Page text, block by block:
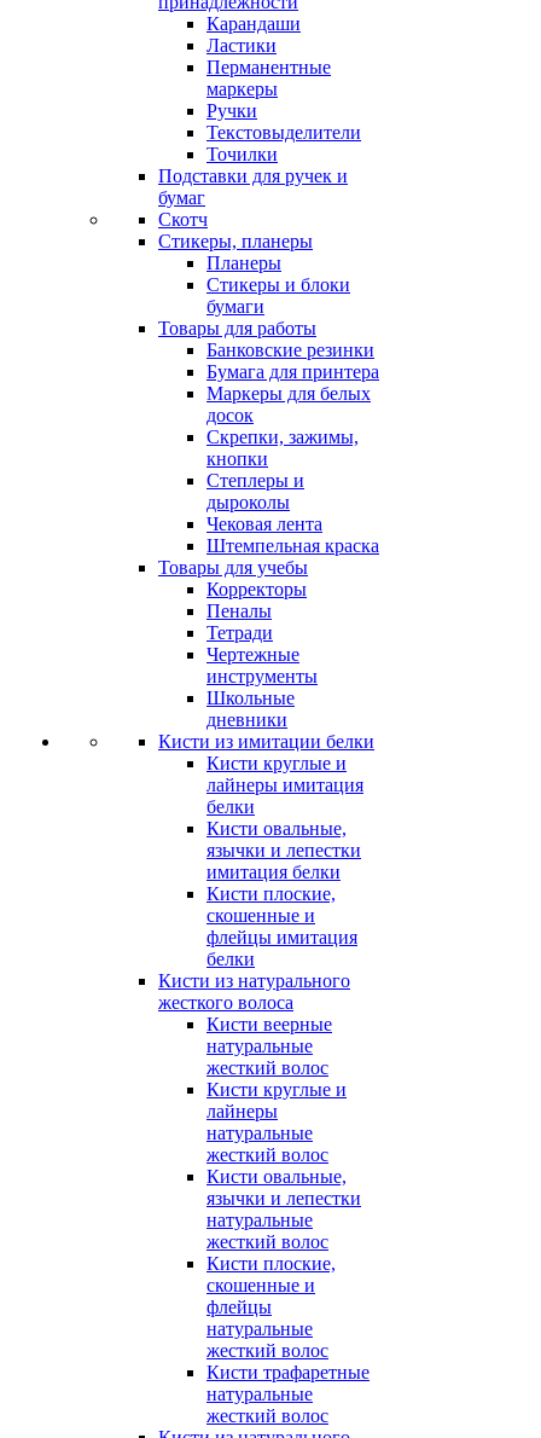
Карандаши
Ластики
Перманентные
маркеры
Ручки
Текстовыделители
Точилки
Подставки для ручек и
бумаг
Скотч
Стикеры, планеры
Планеры
Стикеры и блоки
бумаги
Товары для работы
Банковские резинки
Бумага для принтера
Маркеры для белых
досок
Скрепки, зажимы,
кнопки
Степлеры и
дыроколы
Чековая лента
Штемпельная краска
Товары для учебы
Корректоры
Пеналы
Тетради
Чертежные
инструменты
Школьные
дневники
Кисти из имитации белки
Кисти круглые и
лайнеры имитация
белки
Кисти овальные,
язычки и лепестки
имитация белки
Кисти плоские,
скошенные и
флейцы имитация
белки
Кисти из натурального
жесткого волоса
Кисти веерные
натуральные
жесткий волос
Кисти круглые и
лайнеры
натуральные
жесткий волос
Кисти овальные,
язычки и лепестки
натуральные
жесткий волос
Кисти плоские,
скошенные и
флейцы
натуральные
жесткий волос
Кисти трафаретные
натуральные
жесткий волос